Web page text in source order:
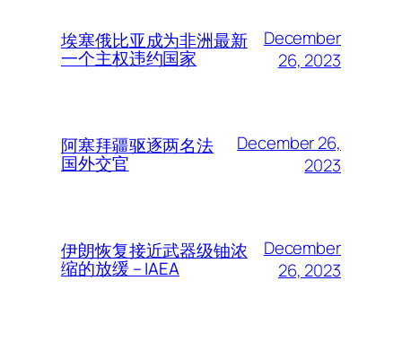
埃塞俄比亚成为非洲最新
一个主权违约国家
December
26, 2023
阿塞拜疆驱逐两名法
国外交官
December 26,
2023
伊朗恢复接近武器级铀浓
缩的放缓 – IAEA
December
26, 2023